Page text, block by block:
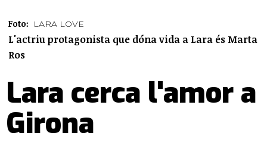
Foto: LARA LOVE
L'actriu protagonista que dóna vida a Lara és Marta
Ros
Lara cerca l'amor a
Girona